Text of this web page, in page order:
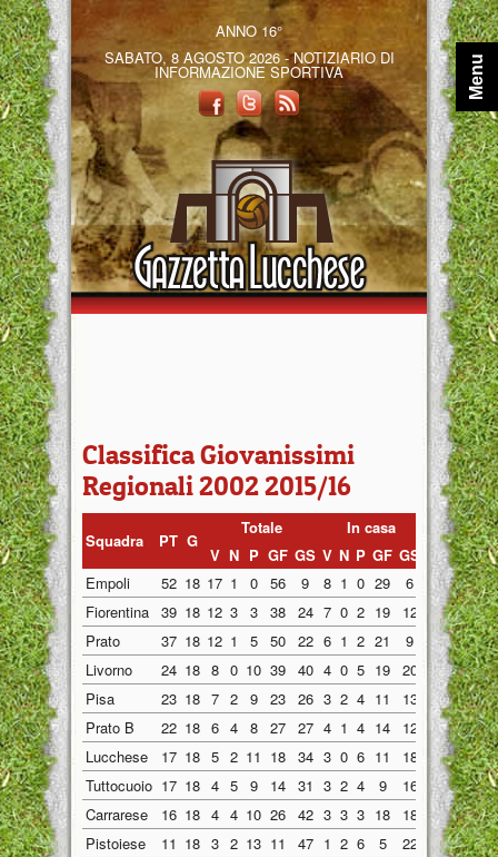
ANNO 16°
SABATO, 8 AGOSTO 2026 - NOTIZIARIO DI
INFORMAZIONE SPORTIVA
Classifica Giovanissimi
Regionali 2002 2015/16
Squadra PT G
Totale In casa
Fuori
V N P GF GS V N P GF GS V N P GF
Empoli
52 18 17 1 0 56 9 8 1 0 29 6 9 0 0 27
Fiorentina 39 18 12 3 3 38 24 7 0 2 19 12 5 3 1 19
Prato
37 18 12 1 5 50 22 6 1 2 21 9 6 0 3 29
Livorno
24 18 8 0 10 39 40 4 0 5 19 20 4 0 5 20
Pisa
23 18 7 2 9 23 26 3 2 4 11 13 4 0 5 12
Prato B
22 18 6 4 8 27 27 4 1 4 14 12 2 3 4 13
Lucchese
17 18 5 2 11 18 34 3 0 6 11 18 2 5
7
Tuttocuoio 17 18 4 5 9 14 31 3 2 4 9 16 1 3 5
5
Carrarese
16 18 4 4 10 26 42 3 3 3 18 18 1 1 7
8
Pistoiese
11 18 3 2 13 11 47 1 2 6 5 22 0 7 6
Menu